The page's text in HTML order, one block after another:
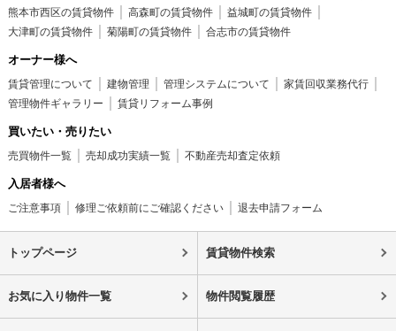
熊本市西区の賃貸物件
高森町の賃貸物件
益城町の賃貸物件
大津町の賃貸物件
菊陽町の賃貸物件 合志市の賃貸物件
オーナー様へ
賃貸管理について 建物管理 管理システムについて
家賃回収業務代行
管理物件ギャラリー
賃貸リフォーム事例
買いたい・売りたい
売買物件一覧 売却成功実績一覧 不動産売却査定依頼
入居者様へ
ご注意事項 修理ご依頼前にご確認ください 退去申請フォーム
トップページ 賃貸物件検索
お気に入り物件一覧 物件閲覧履歴